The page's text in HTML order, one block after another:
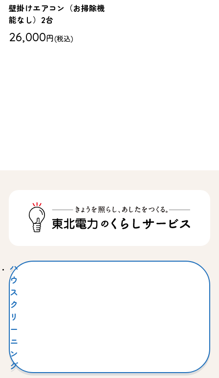
壁掛けエアコン（お掃除機
能なし）2台
26,000円(税込)
ハ
ウ
ス
ク
リ
ー
ニ
ン
グ